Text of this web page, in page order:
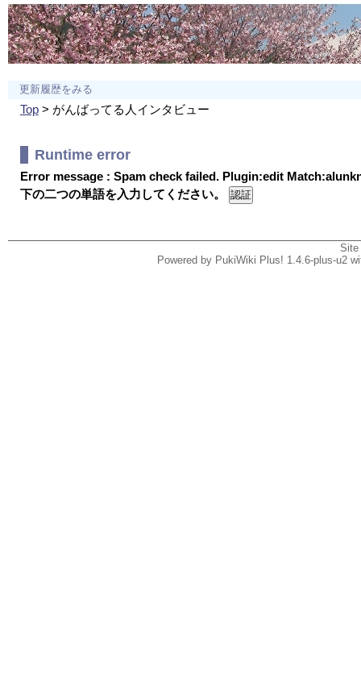
更新履歴をみる
Top> がんばってる人インタビュー
Runtime error
Error message : Spam check failed. Plugin:edit
下の二つの単語を入力してください。
Powered by PukiWiki Plus! 1.4.6-plus-u2